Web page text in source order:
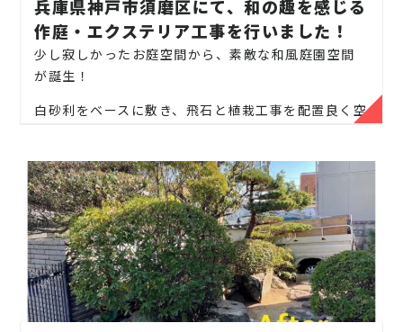
兵庫県神戸市須磨区にて、和の趣を感じる
作庭・エクステリア工事を行いました！
少し寂しかったお庭空間から、素敵な和風庭園空間
が誕生！
白砂利をベースに敷き、飛石と植栽工事を配置良く空
これからのお家時間や、お庭を眺める時間が素敵な
空間になるといいですね。
小さなスペースでの外構・エクステリア工事や、お客
様のご要望に合ったお庭作りはぜひ庭真までご相談
ください。
当社では庭木の剪定、伐採、草刈り、抜根はもちろん
のこと外構工事やエクステリア工事まで自社で一気